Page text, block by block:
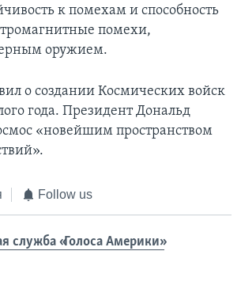
к помехам и способность
помехи,
оружием.
о создании Космических войск
года. Президент Дональд
«новейшим пространством
Follow us
служба «Голоса Америки»